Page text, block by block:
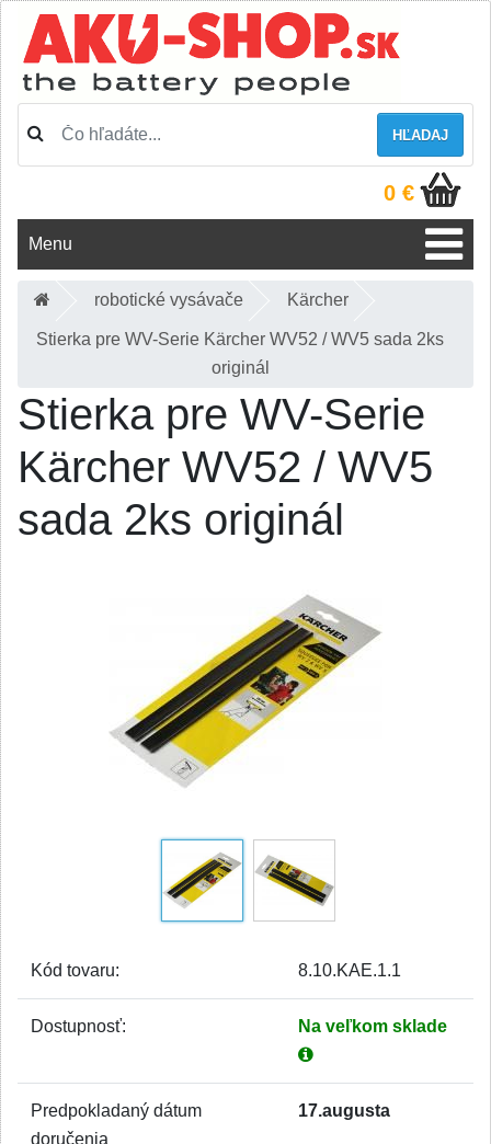
HĽADAJ
0 €
Menu
robotické vysávače Kärcher
Stierka pre WV-Serie Kärcher WV52 / WV5 sada 2ks
originál
Stierka pre WV-Serie
Kärcher WV52 / WV5
sada 2ks originál
Kód tovaru: 8.10.KAE.1.1
Dostupnosť: Na veľkom sklade
Predpokladaný dátum
doručenia
17.augusta